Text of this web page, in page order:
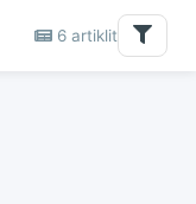
6 artiklit